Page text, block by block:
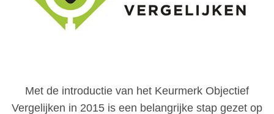
Met de introductie van het Keurmerk Objectief
Vergelijken in 2015 is een belangrijke stap gezet op